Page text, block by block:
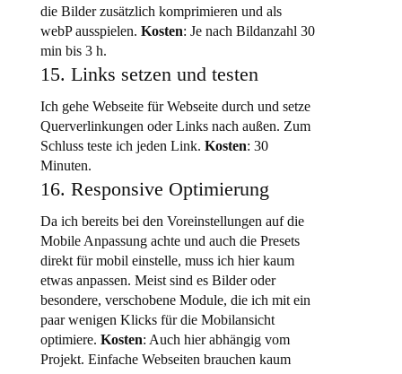
die Bilder zusätzlich komprimieren und als
webP ausspielen. Kosten: Je nach Bildanzahl 30
min bis 3 h.
15. Links setzen und testen
Ich gehe Webseite für Webseite durch und setze
Querverlinkungen oder Links nach außen. Zum
Schluss teste ich jeden Link. Kosten: 30
Minuten.
16. Responsive Optimierung
Da ich bereits bei den Voreinstellungen auf die
Mobile Anpassung achte und auch die Presets
direkt für mobil einstelle, muss ich hier kaum
etwas anpassen. Meist sind es Bilder oder
besondere, verschobene Module, die ich mit ein
paar wenigen Klicks für die Mobilansicht
optimiere. Kosten: Auch hier abhängig vom
Projekt. Einfache Webseiten brauchen kaum